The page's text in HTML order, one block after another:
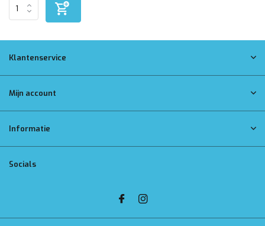
Klantenservice
Mijn account
Informatie
Socials